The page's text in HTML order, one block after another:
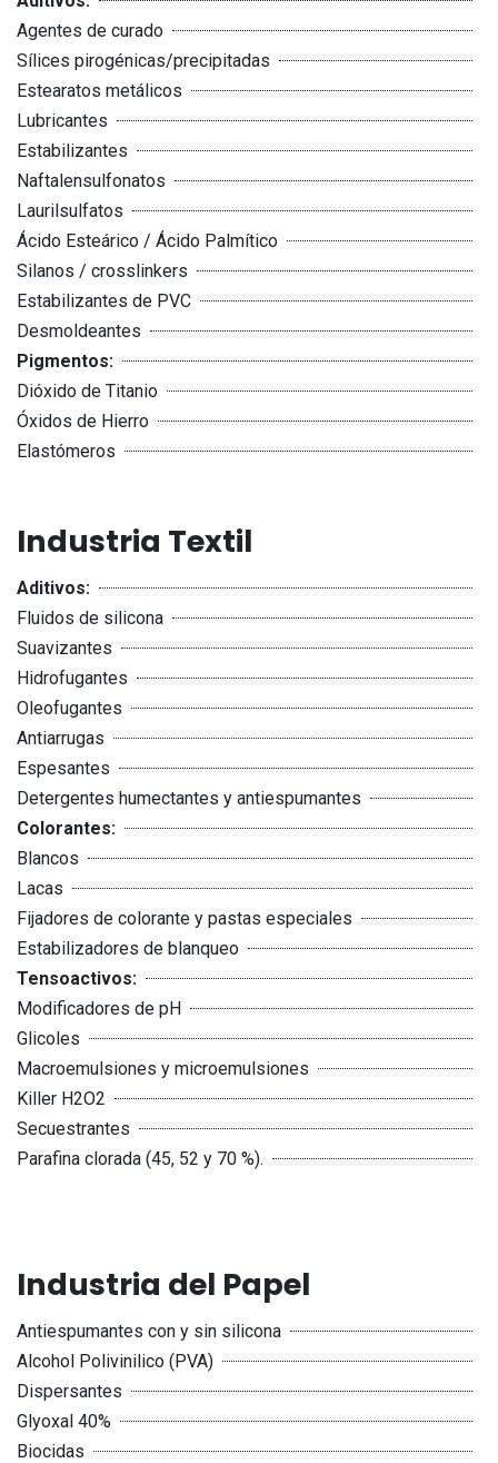
Agentes de curado
Sílices pirogénicas/precipitadas
Estearatos metálicos
Lubricantes
Estabilizantes
Naftalensulfonatos
Laurilsulfatos
Ácido Esteárico / Ácido Palmítico
Silanos / crosslinkers
Estabilizantes de PVC
Desmoldeantes
Pigmentos:
Dióxido de Titanio
Óxidos de Hierro
Elastómeros
Industria Textil
Aditivos:
Fluidos de silicona
Suavizantes
Hidrofugantes
Oleofugantes
Antiarrugas
Espesantes
Detergentes humectantes y antiespumantes
Colorantes:
Blancos
Lacas
Fijadores de colorante y pastas especiales
Estabilizadores de blanqueo
Tensoactivos:
Modificadores de pH
Glicoles
Macroemulsiones y microemulsiones
Killer H2O2
Secuestrantes
Parafina clorada (45, 52 y 70 %).
Industria del Papel
Antiespumantes con y sin silicona
Alcohol Polivinilico (PVA)
Dispersantes
Glyoxal 40%
Biocidas